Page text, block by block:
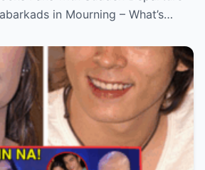
Remains a Mystery!
in Mourning – What’s…